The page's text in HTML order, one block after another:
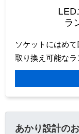
LED
ラ
ソケットにはめ
取り換え可能なラ
あかり設計の